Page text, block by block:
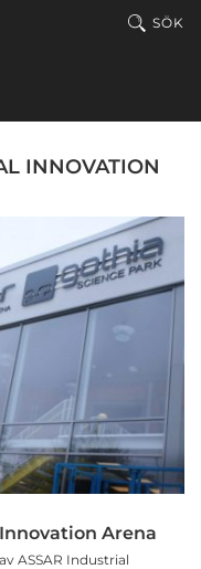
SÖK
INNOVATION
Arena
ASSAR Industrial